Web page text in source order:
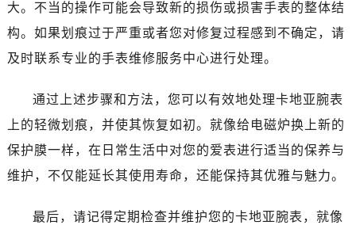
大。不当的操作可能会导致新的损伤或损害手表的整体结
构。如果划痕过于严重或者您对修复过程感到不确定，请
及时联系专业的手表维修服务中心进行处理。
通过上述步骤和方法，您可以有效地处理卡地亚腕表
上的轻微划痕，并使其恢复如初。就像给电磁炉换上新的
保护膜一样，在日常生活中对您的爱表进行适当的保养与
维护，不仅能延长其使用寿命，还能保持其优雅与魅力。
最后，请记得定期检查并维护您的卡地亚腕表，就像